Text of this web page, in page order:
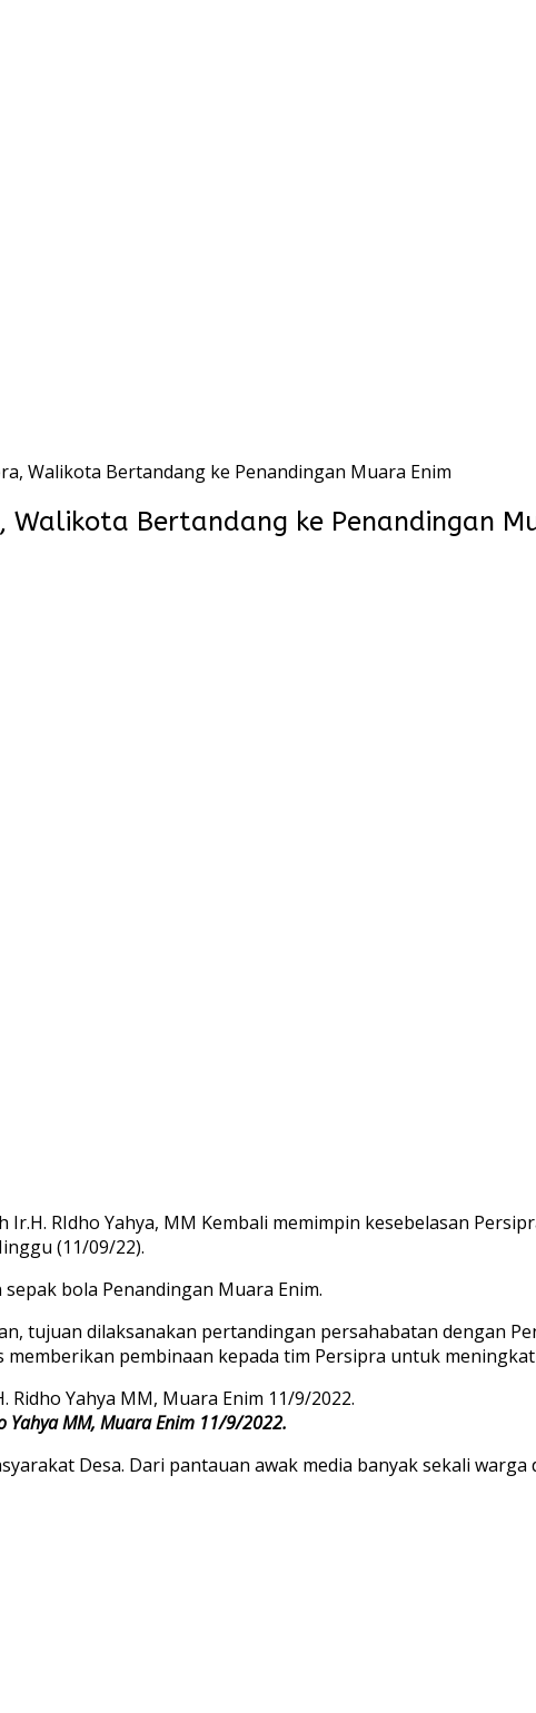
Walikota Bertandang ke Penandingan Muara Enim
Walikota Bertandang ke Penandingan
RIdho Yahya, MM Kembali memimpin kesebelasan
(11/09/22).
bola Penandingan Muara Enim.
tujuan dilaksanakan pertandingan persahabatan dengan
pembinaan kepada tim Persipra untuk
Yahya MM, Muara Enim 11/9/2022.
Desa. Dari pantauan awak media banyak sekali